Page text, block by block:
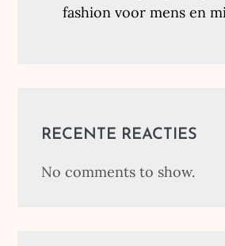
fashion voor mens en
RECENTE REACTIES
No comments to show.